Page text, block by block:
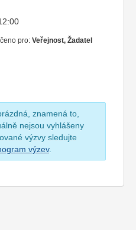
pro: Veřejnost, Žadatel
znamená to,
nejsou vyhlášeny
výzvy sledujte
výzev.